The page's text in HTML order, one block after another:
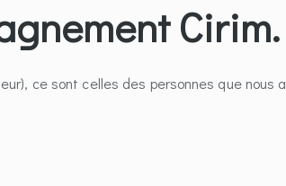
Cirim.
ce sont celles des personnes que nous